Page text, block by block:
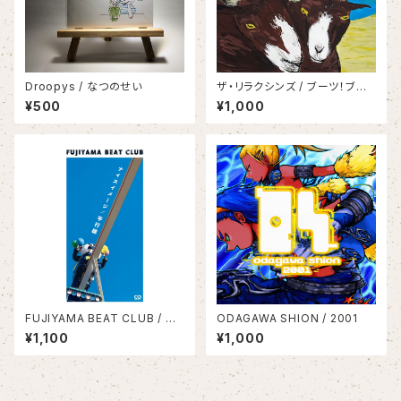
Droopys / なつのせい
¥500
ザ・リラクシンズ / ブーツ！ブー
ツ！ブーツ！
¥1,000
FUJIYAMA BEAT CLUB / ナ
イスイメージ/平行線
¥1,100
ODAGAWA SHION / 2001
¥1,000